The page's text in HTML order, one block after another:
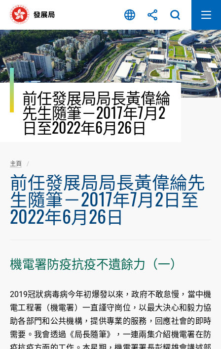
容
開
始
前任發展局局長黃偉綸
先生隨筆－2017年7月2
日至2022年6月26日
主頁
前任發展局局長黃偉綸先
生隨筆－2017年7月2日至
2022年6月26日
機電署防疫抗疫不遺餘力（一）
2019冠狀病毒病今年初爆發以來，政府不敢怠慢，當中機
電工程署（機電署）一直謹守崗位，以最大決心和毅力協
助各部門和公共機構，提供專業的服務，回應社會的即時
需要。我會透過《局長隨筆》，一連兩集介紹機電署在防